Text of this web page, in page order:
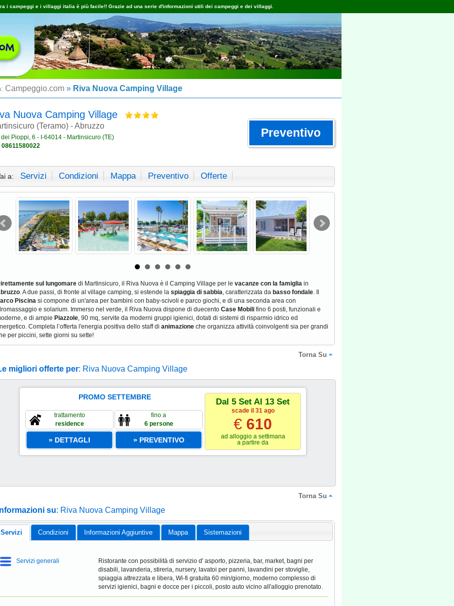
i campeggi e i villaggi italia è più facile!! Grazie ad una serie d'informazioni utili dei campeggi e dei villaggi.
Campeggio.com » Riva Nuova Camping Village
Nuova Camping Village
(Teramo) - Abruzzo
Pioppi, 6 - I-64014 - Martinsicuro (TE)
08611580022
Preventivo
a: Servizi Condizioni Mappa Preventivo Offerte
sul lungomaredi Martinsicuro, il Riva Nuova è il Camping Village per le vacanze con la famigliain
. A due passi, di fronte al village camping, si estende la spiaggia di sabbia, caratterizzata da basso fondale. Il
Piscinasi compone di un'area per bambini con baby-scivoli e parco giochi, e di una seconda area con
e solarium. Immerso nel verde, il Riva Nuova dispone di duecento Case Mobilifino 6 posti, funzionali e
e di ampie Piazzole, 90 mq, servite da moderni gruppi igienici, dotati di sistemi di risparmio idrico ed
Completa l’offerta l'energia positiva dello staff di animazioneche organizza attività coinvolgenti sia per grandi
per piccini, sette giorni su sette!
Torna Su
migliori offerte per: Riva Nuova Camping Village
PROMO SETTEMBRE
trattamento
residence
fino a
6 persone
» DETTAGLI » PREVENTIVO
Dal 5 Set Al 13 Set
scade il 31 ago
€ 610
ad alloggio a settimana
a partire da
Torna Su
su: Riva Nuova Camping Village
Servizi Condizioni Informazioni Aggiuntive Mappa Sistemazioni
Servizi generali
Ristorante con possibilità di servizio d' asporto, pizzeria, bar, market, bagni per
disabili, lavanderia, stireria, nursery, lavatoi per panni, lavandini per stoviglie,
spiaggia attrezzata e libera, Wi-fi gratuita 60 min/giorno, moderno complesso di
servizi igienici, bagni e docce per i piccoli, posto auto vicino all'alloggio prenotato.